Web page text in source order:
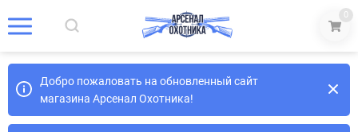
0
Добро пожаловать на обновленный сайт
магазина Арсенал Охотника!